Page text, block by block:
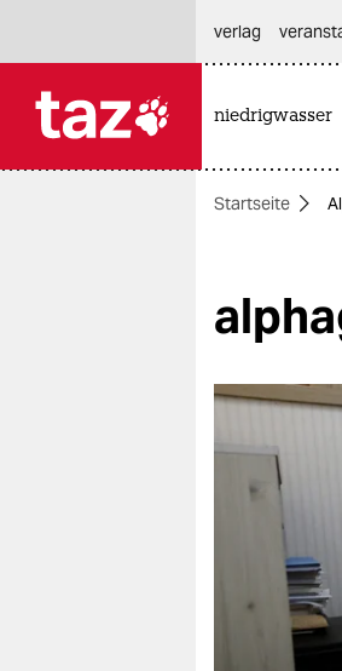
themen
öko
kultur
sport
nord
wahrheit
verlag
niedrigwasser
Startseite